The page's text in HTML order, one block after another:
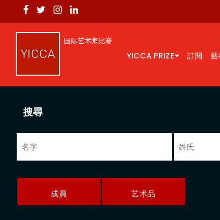
国际艺术家比赛
YICCA PRIZE 訂閱
搜尋
成員 艺术品